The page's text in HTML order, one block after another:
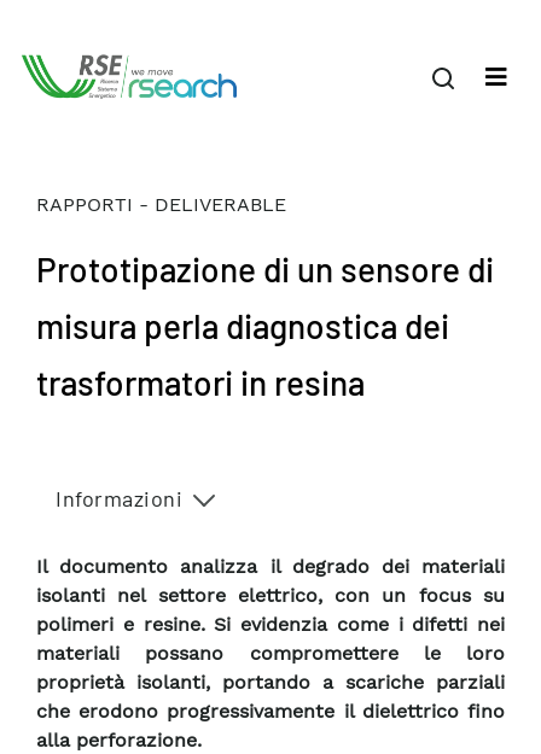
RAPPORTI - DELIVERABLE
Prototipazione di un sensore di
misura perla diagnostica dei
trasformatori in resina
Informazioni
Il documento analizza il degrado dei materiali
isolanti nel settore elettrico, con un focus su
polimeri e resine. Si evidenzia come i difetti nei
materiali possano compromettere le loro
proprietà isolanti, portando a scariche parziali
che erodono progressivamente il dielettrico fino
alla perforazione.